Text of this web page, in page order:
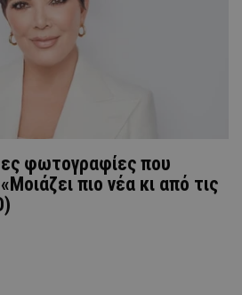
φωτογραφίες που
πιο νέα κι από τις